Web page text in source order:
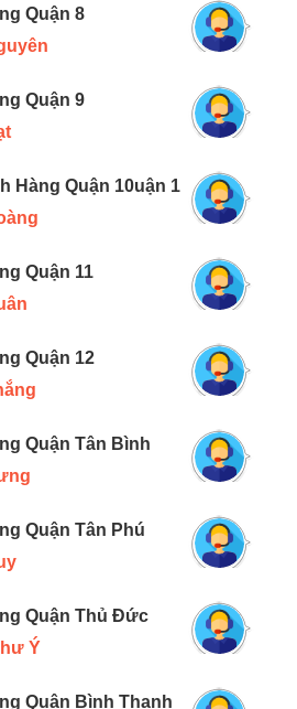
Quận 8
Quận 9
Hàng Quận 10uận 1
Quận 11
Quận 12
Quận Tân Bình
Quận Tân Phú
Quận Thủ Đức
Ý
Quận Bình Thạnh